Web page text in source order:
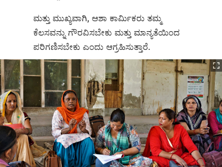
ಮತ್ತು ಮುಖ್ಯವಾಗಿ, ಆಶಾ ಕಾರ್ಮಿಕರು ತಮ್ಮ
ಕೆಲಸವನ್ನು ಗೌರವಿಸಬೇಕು ಮತ್ತು ಮಾನ್ಯತೆಯಿಂದ
ಪರಿಗಣಿಸಬೇಕು ಎಂದು ಆಗ್ರಹಿಸುತ್ತಾರೆ.